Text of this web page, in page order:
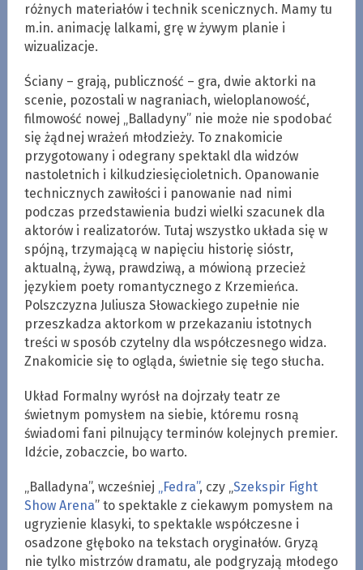
różnych materiałów i technik scenicznych. Mamy tu
m.in. animację lalkami, grę w żywym planie i
wizualizacje.
Ściany – grają, publiczność – gra, dwie aktorki na
scenie, pozostali w nagraniach, wieloplanowość,
filmowość nowej „Balladyny” nie może nie spodobać
się żądnej wrażeń młodzieży. To znakomicie
przygotowany i odegrany spektakl dla widzów
nastoletnich i kilkudziesięcioletnich. Opanowanie
technicznych zawiłości i panowanie nad nimi
podczas przedstawienia budzi wielki szacunek dla
aktorów i realizatorów. Tutaj wszystko układa się w
spójną, trzymającą w napięciu historię sióstr,
aktualną, żywą, prawdziwą, a mówioną przecież
językiem poety romantycznego z Krzemieńca.
Polszczyzna Juliusza Słowackiego zupełnie nie
przeszkadza aktorkom w przekazaniu istotnych
treści w sposób czytelny dla współczesnego widza.
Znakomicie się to ogląda, świetnie się tego słucha.
Układ Formalny wyrósł na dojrzały teatr ze
świetnym pomysłem na siebie, któremu rosną
świadomi fani pilnujący terminów kolejnych premier.
Idźcie, zobaczcie, bo warto.
„Balladyna”, wcześniej „Fedra”, czy „ Szekspir Fight
Show Arena” to spektakle z ciekawym pomysłem na
ugryzienie klasyki, to spektakle współczesne i
osadzone głęboko na tekstach oryginałów. Gryzą
nie tylko mistrzów dramatu, ale podgryzają młodego